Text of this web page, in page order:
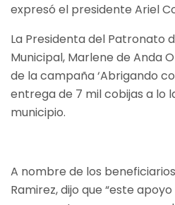
expresó el presidente Ariel
La Presidenta del Patronato
Municipal, Marlene de Anda
de la campaña ‘Abrigando
entrega de 7 mil cobijas a lo
municipio.
A nombre de los
Ramirez, dijo que “este